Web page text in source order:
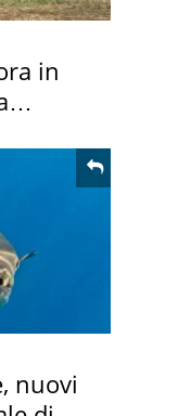
in
nuovi